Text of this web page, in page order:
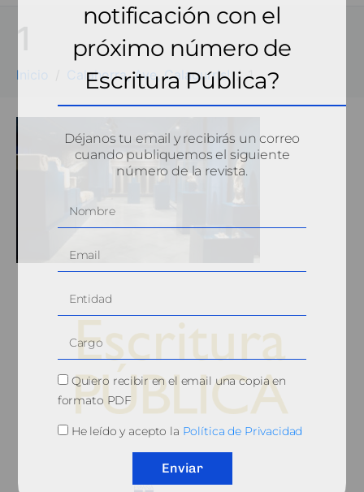
Inicio Calahorra, Ave, Calagurris! 1
© 2010, Consejo General del Notariado
notificación con el
próximo número de
Escritura Pública?
Déjanos tu email y recibirás un correo
cuando publiquemos el siguiente
número de la revista.
Quiero recibir en el email una copia en
formato PDF
He leído y acepto la Política de Privacidad
Enviar